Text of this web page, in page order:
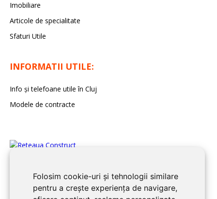
Folosim cookie-uri și tehnologii similare
pentru a crește experiența de navigare,
Imobiliare
Articole de specialitate
Sfaturi Utile
INFORMATII UTILE:
Info și telefoane utile în Cluj
Modele de contracte